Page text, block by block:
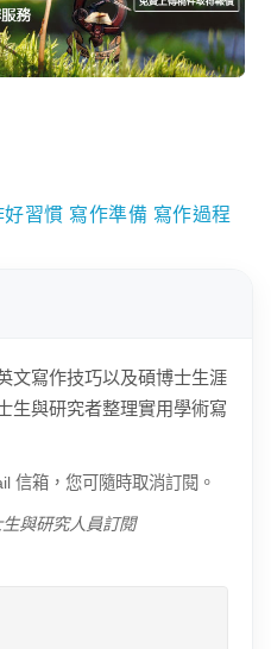
習慣 寫作準備 寫作過程
文寫作技巧以及碩博士生涯
生與研究者整理實用學術寫
信箱，您可隨時取消訂閱。
與研究人員訂閱